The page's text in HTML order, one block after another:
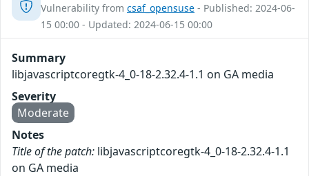
Vulnerability from csaf_opensuse - Published: 2024-06-
15 00:00 - Updated: 2024-06-15 00:00
Summary
libjavascriptcoregtk-4_0-18-2.32.4-1.1 on GA media
Severity
Moderate
Notes
Title of the patch: libjavascriptcoregtk-4_0-18-2.32.4-1.1
on GA media